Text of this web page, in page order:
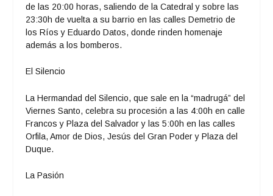
de las 20:00 horas, saliendo de la Catedral y sobre las
23:30h de vuelta a su barrio en las calles Demetrio de
los Ríos y Eduardo Datos, donde rinden homenaje
además a los bomberos.
El Silencio
La Hermandad del Silencio, que sale en la “madrugá” del
Viernes Santo, celebra su procesión a las 4:00h en calle
Francos y Plaza del Salvador y las 5:00h en las calles
Orfila, Amor de Dios, Jesús del Gran Poder y Plaza del
Duque.
La Pasión